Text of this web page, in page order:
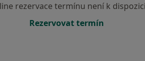
rezervace termínu není k dispozici
Rezervovat termín